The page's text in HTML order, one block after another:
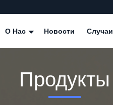
О Нас Новости Случаи
Продукты